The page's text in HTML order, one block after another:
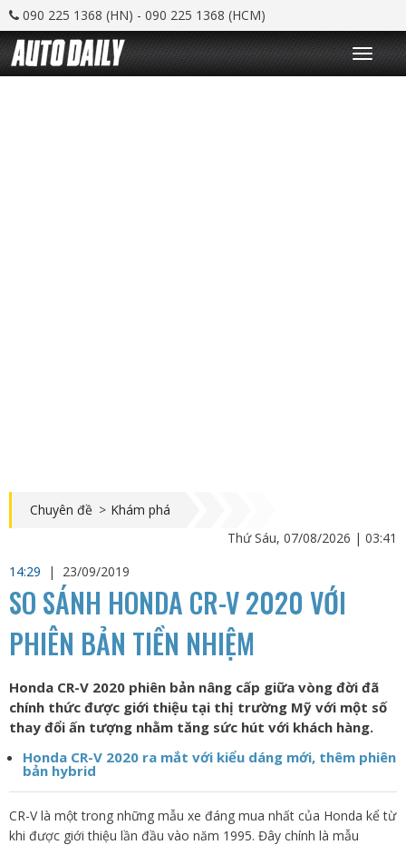
090 225 1368 (HN) - 090 225 1368 (HCM)
T
o
g
Chuyên đề > Khám phá
Thứ Sáu, 07/08/2026 | 03:41
14:29
| 23/09/2019
SO SÁNH HONDA CR-V 2020 VỚI
PHIÊN BẢN TIỀN NHIỆM
Honda CR-V 2020 phiên bản nâng cấp giữa vòng đời đã
chính thức được giới thiệu tại thị trường Mỹ với một số
thay đổi ấn tượng nhằm tăng sức hút với khách hàng.
Honda CR-V 2020 ra mắt với kiểu dáng mới, thêm phiên
bản hybrid
CR-V là một trong những mẫu xe đáng mua nhất của Honda kể từ
khi được giới thiệu lần đầu vào năm 1995. Đây chính là mẫu